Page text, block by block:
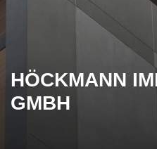
HÖCKMANN
GMBH